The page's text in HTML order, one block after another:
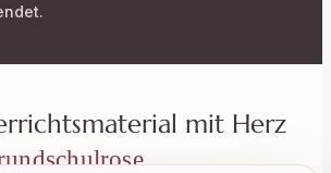
mit Herz